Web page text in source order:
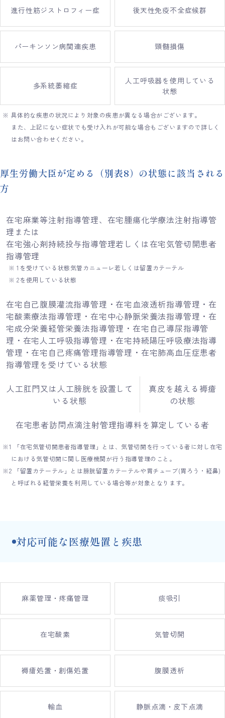
進行性筋ジストロフィー症 後天性免疫不全症候群
パーキンソン病関連疾患 頸髄損傷
多系統萎縮症
人工呼吸器を使用している
状態
※ 具体的な疾患の状況により対象の疾患が異なる場合がございます。
また、上記にない症状でも受け入れが可能な場合もございますので詳しく
はお問い合わせください。
厚生労働大臣が定める（別表8）の状態に該当される
方
在宅麻業等注射指導管理、在宅腫瘍化学療法注射指導管
理または
在宅強心剤持続投与指導管理若しくは在宅気管切開患者
指導管理
※ 1を受けている状態気管カニューレ若しくは留置カテーテル
※ 2を使用している状態
在宅自己腹膜灌流指導管理・在宅血液透析指導管理・在
宅酸素療法指導管理・在宅中心静脈栄養法指導管理・在
宅成分栄養経管栄養法指導管理・在宅自己導尿指導管
理・在宅人工呼吸指導管理・在宅持続陽圧呼吸療法指導
管理・在宅自己疼痛管理指導管理・在宅肺高血圧症患者
指導管理を受けている状態
人工肛門又は人工膀胱を設置して
いる状態
真皮を越える褥瘡
の状態
在宅患者訪問点滴注射管理指導料を算定している者
※1 「在宅気管切開患者指導管理」とは、気管切開を行っている者に対し在宅
における気管切開に関し医療機関が行う指導管理のこと。
※2 「留置カテーテル」とは膀胱留置カテーテルや胃チューブ(胃ろう・経鼻)
と呼ばれる経管栄養を利用している場合等が対象となります。
対応可能な医療処置と疾患
麻薬管理・疼痛管理 痰吸引
在宅酸素 気管切開
褥瘡処置・創傷処置 腹膜透析
輸血 静脈点滴・皮下点滴